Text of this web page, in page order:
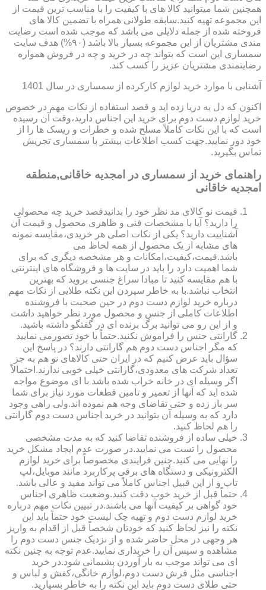
همچنین شما میتوانید کالا های با کیفیت را با مناسب ترین قیمت از
این مجموعه تهیه کنید.سابقه طولانی همراه با تضمین کالا های
فروخته شده از جمله دلایلی می باشد که موجب شده است رضایت
مندی مشتریان از این مجموعه بسیار بالا باشد (۹۰%) هدف سایت
سمساری این است که بتواند چه در خرید و چه در فروش همواره
رضایتمندی مشتریان عزیز را کسب کند.
آشنایی با موارد خرید لوازم کارکرده از سمساری در سال 1401
اکنون که دل به دریا زده اید و قصد استفاده از نکات مهم در خصوص
خرید لوازم دست دوم برای خرید این اجناس دارید،وقت آن رسیده
است که با این نکات کاملاً مسلح شده و خطرات و ریسک ها را از
خود دور نمایید.جهت کسب اطلاعات بیشتر با سمساری تجریش
تماس بگیرید.
راهنمای خرید از سمساری در امجدیه خاقانی,منطقه
امجدیه خاقانی
قیمت نو کالای مد نظر خود را بدانیدقصد خرید چه محصولی
را دارید؟ آیا با مشخصات فنی و ظاهری محصول و قیمت آن
آشناییت دارید؟ یکی از نکات اصلی هر خریدی،مقایسه نمونه
های مشابه از یک محصول از همه لحاظ می
باشد.قیمت،کیفیت،امکانات و هر مشخصه دیگری که برای
شما اهمیت دارد را باید در سایت ها و فروشگاه های اینترنتی
با هم مقایسه کنید تا مبادا سراغ جنسی بروید که بهترین
انتخاب نباشد.با به خاطر سپردن این نکته طلایی از نکات مهم
درباره خرید لوازم دست دوم در حین صحبت با فروشنده
اطلاعات کاملی از جنس و محصول مورد نظر خواهید داشت
و از این رو می توانید برگ برنده ای در گفتگو داشته باشید.
گارانتی جنس را فراموش نکنید.حتماً با خود تصورمی نمایید
که مگر اجناس دست دوم هم گارانتی دارند؟ در پاسخ این
سؤال باید عرض کنیم که در ایران حتی کالاهای نو هم به جز
تعداد شرکت های معدودی،گارانتی خیلی خوبی ندارند.احتمالاً
اگر وسیله ای در خانه خراب شده باشد با ای موضوع مواجه
شده اید که آنها از تعمیر و تامین قطعات مورد نیاز برای شما
سر باز زده و حتی تقاضای وجه هم نموده اند.ولی راهی وجود
دارد که به وسیله آن بتوانید در خرید اجناس دست دوم گارانتی
را هم لحاظ کنید.
خیلی ساده از فروشنده تقاضا کنید که به مدت مشخصی
محصول را تست می نمایید.در صورت عدم ایجاد مشکل خرید
را نهایی می کنید.چنین فرایندی مخصوصاً برای خرید لوازم
الکترونیکی و دستگاه های برقی پرکاربرد مانند موبایل،لپ
تاپ و از این قبیل اجناس کاملاً می تواند مفید و عالی باشد.
حتماً قبل از خرید خوب دقت کنید.وضعیت ظاهری اجناس
خود گواهی بر کیفیت آنها می باشند.در تبیین نکات مهم درباره
خرید لوازم دست دوم و تهیه چک لیست خود حتماً باید این
نکته را نیز لحاظ کنید که خودتان شخصاً قبل از اقدام به واریز
هر وجهی در محل حاضر شده و از نزدیک جنس دست دوم را
مشاهده و سپس آن را خریداری نمایید.عدم توجه به چنین نکته
ای می تواند موجب به بار آوردن پشیمانی شود.در خرید
اجناسی مثل فرش دست دوم،لوازم خانگی،کفش و لباس و
حتی طلای دست دوم باید این نکته را به خاطر بسپارید.